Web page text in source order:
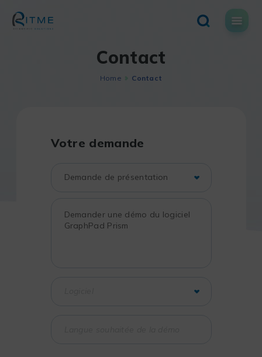
content
Contact
Home Contact
Votre demande